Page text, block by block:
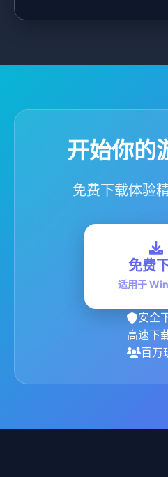
开始你的
免费下载体验
免费
适用于
安全
高速下
百万